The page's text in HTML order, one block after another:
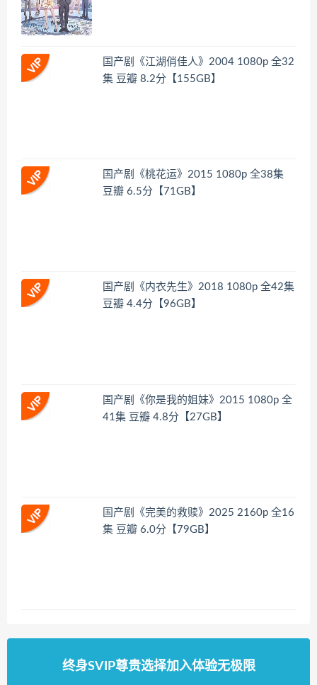
国产剧《江湖俏佳人》2004 1080p 全32
集 豆瓣 8.2分【155GB】
国产剧《桃花运》2015 1080p 全38集
豆瓣 6.5分【71GB】
国产剧《内衣先生》2018 1080p 全42集
豆瓣 4.4分【96GB】
国产剧《你是我的姐妹》2015 1080p 全
41集 豆瓣 4.8分【27GB】
国产剧《完美的救赎》2025 2160p 全16
集 豆瓣 6.0分【79GB】
终身SVIP尊贵选择加入体验无极限